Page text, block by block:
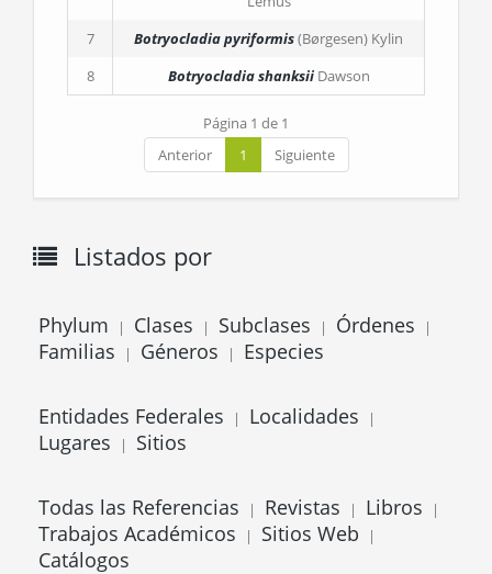
7
Botryocladia pyriformis(Børgesen) Kylin
8
Botryocladia shanksii Dawson
Página 1 de 1
Anterior
1 Siguiente
Listados por
Phylum | Clases | Subclases | Órdenes |
Familias | Géneros | Especies
Entidades Federales | Localidades |
Lugares | Sitios
Todas las Referencias | Revistas | Libros |
Trabajos Académicos | Sitios Web |
Catálogos